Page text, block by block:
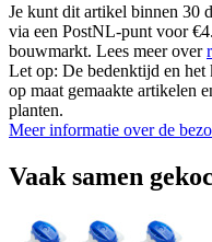
Je kunt dit artikel binnen 30
via een PostNL-punt voor
bouwmarkt. Lees meer over
Let op: De bedenktijd en het
op maat gemaakte artikelen
planten.
Meer informatie over de
Vaak samen